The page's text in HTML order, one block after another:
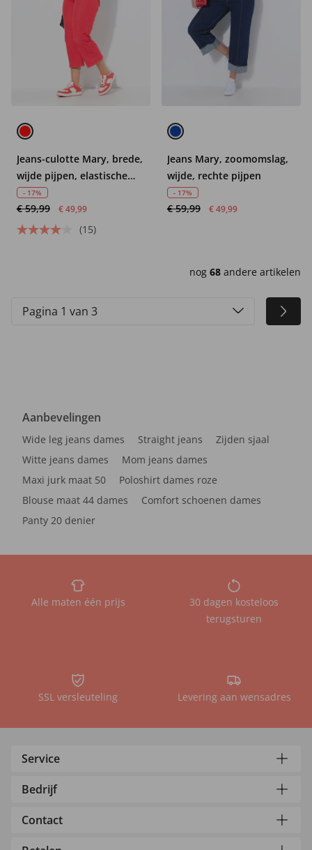
Jeans-culotte Mary, brede,
wijde pijpen, elastische
tailleband
- 17%
€ 59,99 € 49,99
(15)
Jeans Mary, zoomomslag,
wijde, rechte pijpen
- 17%
€ 59,99 € 49,99
nog 68 andere artikelen
Pagina 1 van 3
Aanbevelingen
Wide leg jeans dames Straight jeans
Zijden sjaal
Witte jeans dames
Mom jeans dames
Maxi jurk maat 50
Poloshirt dames roze
Blouse maat 44 dames
Comfort schoenen dames
Panty 20 denier
Alle maten één prijs
30 dagen kosteloos
terugsturen
SSL versleuteling Levering aan wensadres
Service
Bedrijf
Contact